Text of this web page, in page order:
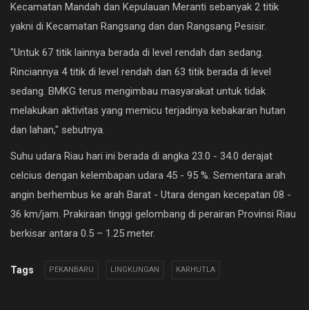
Kecamatan Mandah dan Kepulauan Meranti sebanyak 2 titik
yakni di Kecamatan Rangsang dan dan Rangsang Pesisir.
"Untuk 67 titik lainnya berada di level rendah dan sedang.
Rinciannya 4 titik di level rendah dan 63 titik berada di level
sedang. BMKG terus mengimbau masyarakat untuk tidak
melakukan aktivitas yang memicu terjadinya kebakaran hutan
dan lahan," sebutnya.
Suhu udara Riau hari ini berada di angka 23.0 - 34.0 derajat
celcius dengan kelembapan udara 45 - 95 %. Sementara arah
angin berhembus ke arah Barat - Utara dengan kecepatan 08 -
36 km/jam. Prakiraan tinggi gelombang di perairan Provinsi Riau
berkisar antara 0.5 – 1.25 meter.
Tags PEKANBARU LINGKUNGAN KARHUTLA